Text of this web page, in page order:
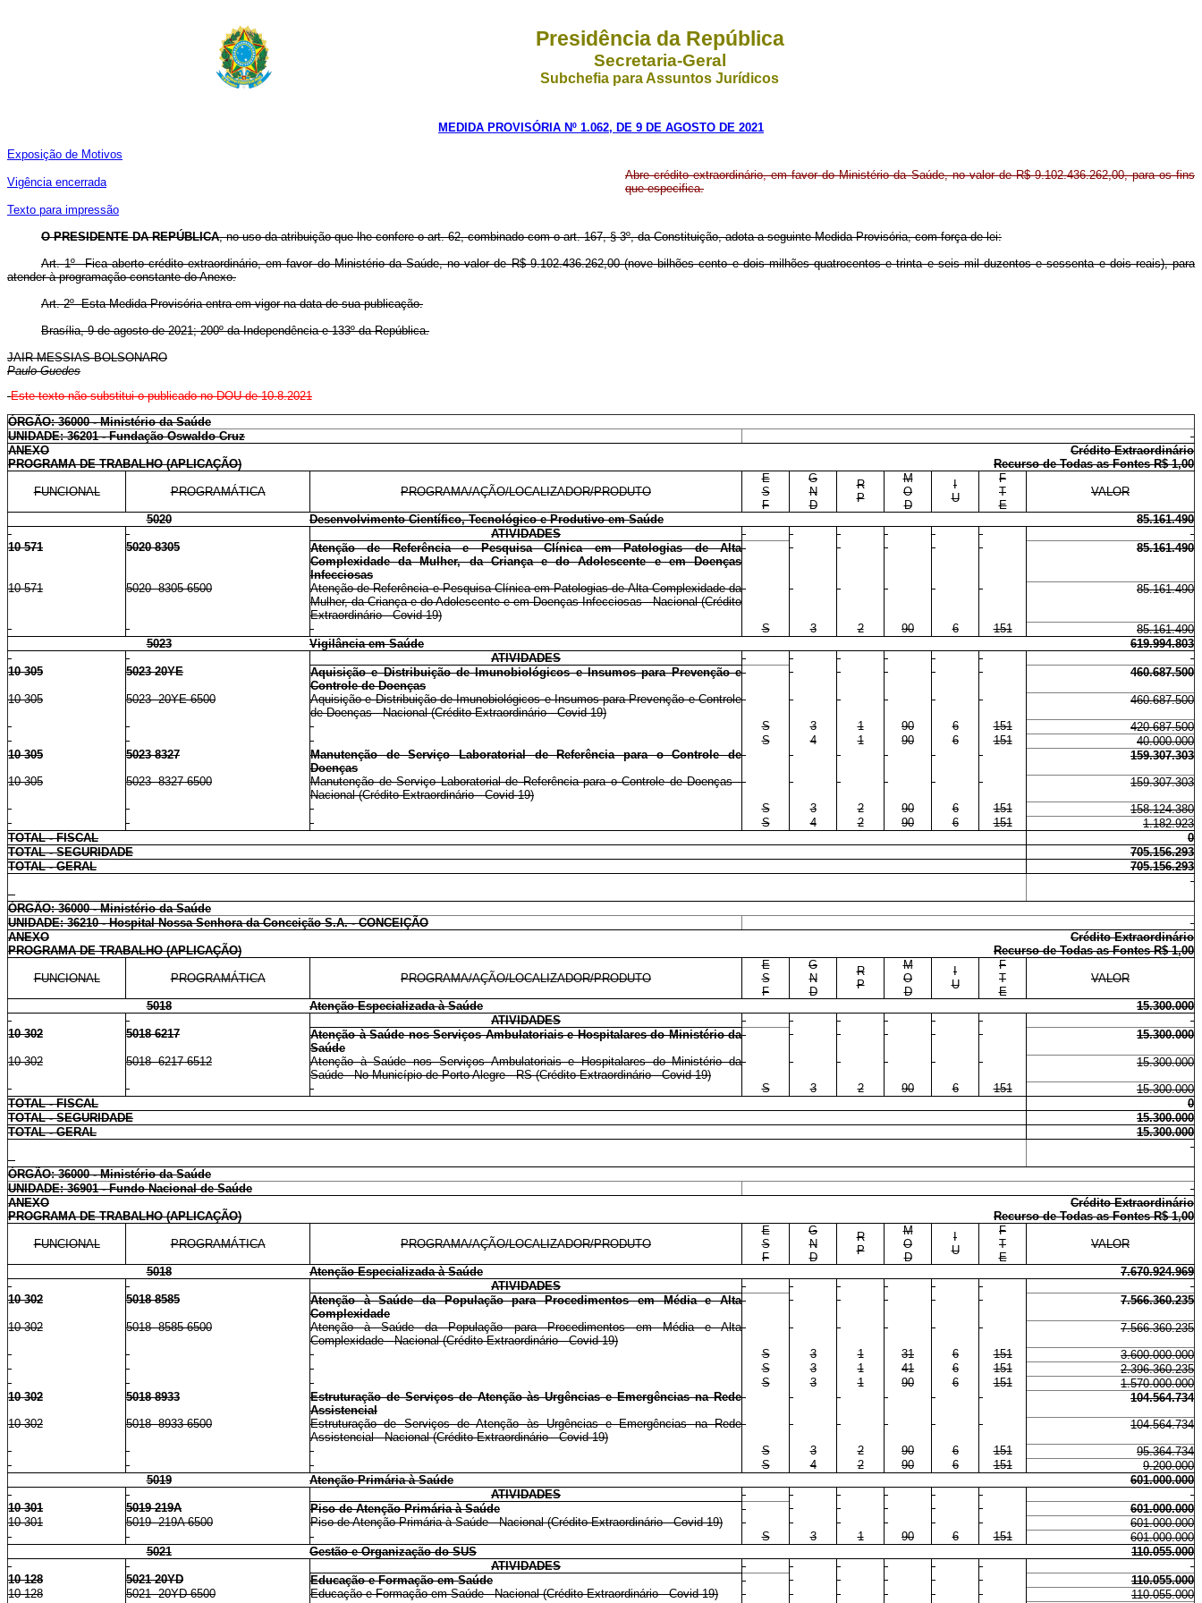
Presidência da República
Secretaria-Geral
Subchefia para Assuntos Jurídicos
MEDIDA PROVISÓRIA Nº 1.062, DE 9 DE AGOSTO DE 2021
Exposição de Motivos
Vigência encerrada
Texto para impressão
Abre crédito extraordinário, em favor do Ministério da Saúde, no valor de R$ 9.102.436.262,00, para os fins
que especifica.
O PRESIDENTE DA REPÚBLICA, no uso da atribuição que lhe confere o art. 62, combinado com o art. 167, § 3º, da Constituição, adota a seguinte Medida Provisória, com força de lei:
Art. 1º Fica aberto crédito extraordinário, em favor do Ministério da Saúde, no valor de R$ 9.102.436.262,00 (nove bilhões cento e dois milhões quatrocentos e trinta e seis mil duzentos e sessenta e dois reais), para
atender à programação constante do Anexo.
Art. 2º Esta Medida Provisória entra em vigor na data de sua publicação.
Brasília, 9 de agosto de 2021; 200º da Independência e 133º da República.
JAIR MESSIAS BOLSONARO
Paulo Guedes
Este texto não substitui o publicado no DOU de 10.8.2021
ÓRGÃO: 36000 - Ministério da Saúde
UNIDADE: 36201 - Fundação Oswaldo Cruz
ANEXO
Crédito Extraordinário
PROGRAMA DE TRABALHO (APLICAÇÃO)
Recurso de Todas as Fontes R$ 1,00
FUNCIONAL PROGRAMÁTICA PROGRAMA/AÇÃO/LOCALIZADOR/PRODUTO
E
S
F
G
N
D
R
P
M
O
D
I
U
F
T
E
VALOR
5020 Desenvolvimento Científico, Tecnológico e Produtivo em Saúde
85.161.490
ATIVIDADES
10 571
5020 8305
Atenção de Referência e Pesquisa Clínica em Patologias de Alta
Complexidade da Mulher, da Criança e do Adolescente e em Doenças
Infecciosas
85.161.490
10 571 5020 8305 6500
Atenção de Referência e Pesquisa Clínica em Patologias de Alta Complexidade da
Mulher, da Criança e do Adolescente e em Doenças Infecciosas - Nacional (Crédito
Extraordinário - Covid-19)
85.161.490
S 3 2 90 6 151
85.161.490
5023
Vigilância em Saúde
619.994.803
ATIVIDADES
10 305
5023 20YE
Aquisição e Distribuição de Imunobiológicos e Insumos para Prevenção e
Controle de Doenças
460.687.500
10 305
5023 20YE 6500
Aquisição e Distribuição de Imunobiológicos e Insumos para Prevenção e Controle
de Doenças - Nacional (Crédito Extraordinário - Covid-19)
460.687.500
S
3 1 90 6 151
420.687.500
S
4 1 90 6 151
40.000.000
10 305
5023 8327
Manutenção de Serviço Laboratorial de Referência para o Controle de
Doenças
159.307.303
10 305
5023 8327 6500
Manutenção de Serviço Laboratorial de Referência para o Controle de Doenças -
Nacional (Crédito Extraordinário - Covid-19)
159.307.303
S
3 2 90 6 151
158.124.380
S
4 2 90 6 151
1.182.923
TOTAL - FISCAL
0
TOTAL - SEGURIDADE
705.156.293
TOTAL - GERAL
705.156.293
ÓRGÃO: 36000 - Ministério da Saúde
UNIDADE: 36210 - Hospital Nossa Senhora da Conceição S.A. - CONCEIÇÃO
ANEXO
Crédito Extraordinário
PROGRAMA DE TRABALHO (APLICAÇÃO)
Recurso de Todas as Fontes R$ 1,00
FUNCIONAL PROGRAMÁTICA PROGRAMA/AÇÃO/LOCALIZADOR/PRODUTO
E
S
F
G
N
D
R
P
M
O
D
I
U
F
T
E
VALOR
5018 Atenção Especializada à Saúde
15.300.000
ATIVIDADES
10 302
5018 6217
Atenção à Saúde nos Serviços Ambulatoriais e Hospitalares do Ministério da
Saúde
15.300.000
10 302
5018 6217 6512
Atenção à Saúde nos Serviços Ambulatoriais e Hospitalares do Ministério da
Saúde - No Município de Porto Alegre - RS (Crédito Extraordinário - Covid-19)
15.300.000
S
3 2 90 6 151
15.300.000
TOTAL - FISCAL
0
TOTAL - SEGURIDADE
15.300.000
TOTAL - GERAL
15.300.000
ÓRGÃO: 36000 - Ministério da Saúde
UNIDADE: 36901 - Fundo Nacional de Saúde
ANEXO
Crédito Extraordinário
PROGRAMA DE TRABALHO (APLICAÇÃO)
Recurso de Todas as Fontes R$ 1,00
FUNCIONAL PROGRAMÁTICA PROGRAMA/AÇÃO/LOCALIZADOR/PRODUTO
E
S
F
G
N
D
R
P
M
O
D
I
U
F
T
E
VALOR
5018 Atenção Especializada à Saúde
7.670.924.969
ATIVIDADES
10 302
5018 8585
Atenção à Saúde da População para Procedimentos em Média e Alta
Complexidade
7.566.360.235
10 302
5018 8585 6500
Atenção à Saúde da População para Procedimentos em Média e Alta
Complexidade - Nacional (Crédito Extraordinário - Covid-19)
7.566.360.235
S
3 1 31 6 151
3.600.000.000
S
3 1 41 6 151
2.396.360.235
S
3 1 90 6 151
1.570.000.000
10 302
5018 8933
Estruturação de Serviços de Atenção às Urgências e Emergências na Rede
Assistencial
104.564.734
10 302
5018 8933 6500
Estruturação de Serviços de Atenção às Urgências e Emergências na Rede
Assistencial - Nacional (Crédito Extraordinário - Covid-19)
104.564.734
S
3 2 90 6 151
95.364.734
S
4 2 90 6 151
9.200.000
5019
Atenção Primária à Saúde
601.000.000
ATIVIDADES
10 301
5019 219A Piso de Atenção Primária à Saúde
601.000.000
10 301
5019 219A 6500 Piso de Atenção Primária à Saúde - Nacional (Crédito Extraordinário - Covid-19)
601.000.000
S
3 1 90 6 151
601.000.000
5021
Gestão e Organização do SUS
110.055.000
ATIVIDADES
10 128
5021 20YD Educação e Formação em Saúde
110.055.000
10 128
5021 20YD 6500 Educação e Formação em Saúde - Nacional (Crédito Extraordinário - Covid-19)
110.055.000